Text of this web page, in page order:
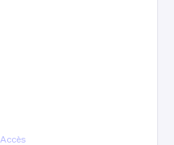
Accès